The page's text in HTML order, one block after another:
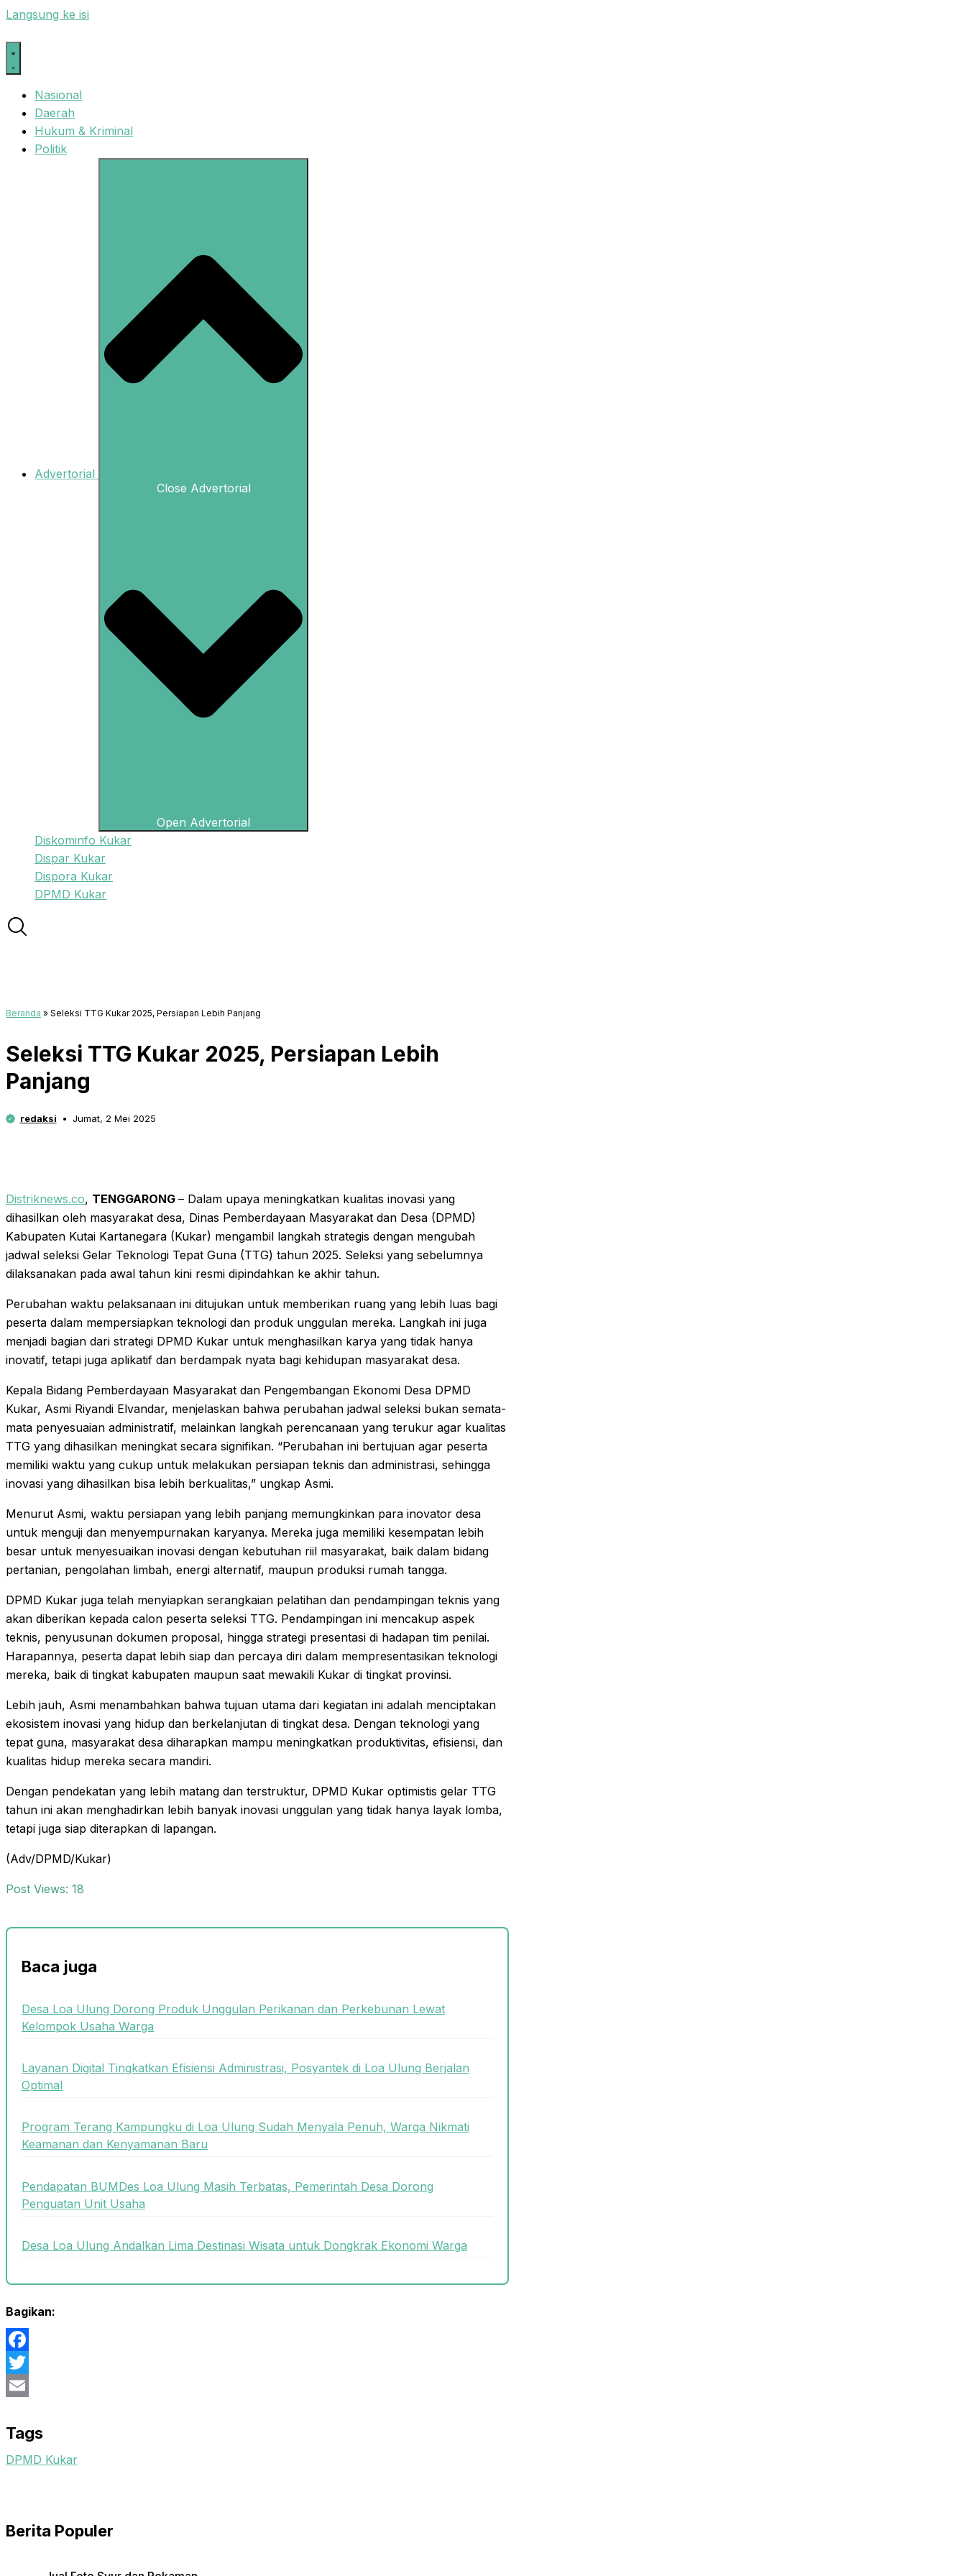
Langsung ke isi
Nasional
Daerah
Hukum & Kriminal
Politik
Advertorial
Close Advertorial
Open Advertorial
Diskominfo Kukar
Dispar Kukar
Dispora Kukar
DPMD Kukar
Beranda » Seleksi TTG Kukar 2025, Persiapan Lebih Panjang
Seleksi TTG Kukar 2025, Persiapan Lebih
Panjang
redaksi Jumat, 2 Mei 2025
Distriknews.co, TENGGARONG – Dalam upaya meningkatkan kualitas inovasi yang
dihasilkan oleh masyarakat desa, Dinas Pemberdayaan Masyarakat dan Desa (DPMD)
Kabupaten Kutai Kartanegara (Kukar) mengambil langkah strategis dengan mengubah
jadwal seleksi Gelar Teknologi Tepat Guna (TTG) tahun 2025. Seleksi yang sebelumnya
dilaksanakan pada awal tahun kini resmi dipindahkan ke akhir tahun.
Perubahan waktu pelaksanaan ini ditujukan untuk memberikan ruang yang lebih luas bagi
peserta dalam mempersiapkan teknologi dan produk unggulan mereka. Langkah ini juga
menjadi bagian dari strategi DPMD Kukar untuk menghasilkan karya yang tidak hanya
inovatif, tetapi juga aplikatif dan berdampak nyata bagi kehidupan masyarakat desa.
Kepala Bidang Pemberdayaan Masyarakat dan Pengembangan Ekonomi Desa DPMD
Kukar, Asmi Riyandi Elvandar, menjelaskan bahwa perubahan jadwal seleksi bukan semata-
mata penyesuaian administratif, melainkan langkah perencanaan yang terukur agar kualitas
TTG yang dihasilkan meningkat secara signifikan. “Perubahan ini bertujuan agar peserta
memiliki waktu yang cukup untuk melakukan persiapan teknis dan administrasi, sehingga
inovasi yang dihasilkan bisa lebih berkualitas,” ungkap Asmi.
Menurut Asmi, waktu persiapan yang lebih panjang memungkinkan para inovator desa
untuk menguji dan menyempurnakan karyanya. Mereka juga memiliki kesempatan lebih
besar untuk menyesuaikan inovasi dengan kebutuhan riil masyarakat, baik dalam bidang
pertanian, pengolahan limbah, energi alternatif, maupun produksi rumah tangga.
DPMD Kukar juga telah menyiapkan serangkaian pelatihan dan pendampingan teknis yang
akan diberikan kepada calon peserta seleksi TTG. Pendampingan ini mencakup aspek
teknis, penyusunan dokumen proposal, hingga strategi presentasi di hadapan tim penilai.
Harapannya, peserta dapat lebih siap dan percaya diri dalam mempresentasikan teknologi
mereka, baik di tingkat kabupaten maupun saat mewakili Kukar di tingkat provinsi.
Lebih jauh, Asmi menambahkan bahwa tujuan utama dari kegiatan ini adalah menciptakan
ekosistem inovasi yang hidup dan berkelanjutan di tingkat desa. Dengan teknologi yang
tepat guna, masyarakat desa diharapkan mampu meningkatkan produktivitas, efisiensi, dan
kualitas hidup mereka secara mandiri.
Dengan pendekatan yang lebih matang dan terstruktur, DPMD Kukar optimistis gelar TTG
tahun ini akan menghadirkan lebih banyak inovasi unggulan yang tidak hanya layak lomba,
tetapi juga siap diterapkan di lapangan.
(Adv/DPMD/Kukar)
Post Views: 18
Baca juga
Desa Loa Ulung Dorong Produk Unggulan Perikanan dan Perkebunan Lewat
Kelompok Usaha Warga
Layanan Digital Tingkatkan Efisiensi Administrasi, Posyantek di Loa Ulung Berjalan
Optimal
Program Terang Kampungku di Loa Ulung Sudah Menyala Penuh, Warga Nikmati
Keamanan dan Kenyamanan Baru
Pendapatan BUMDes Loa Ulung Masih Terbatas, Pemerintah Desa Dorong
Penguatan Unit Usaha
Desa Loa Ulung Andalkan Lima Destinasi Wisata untuk Dongkrak Ekonomi Warga
Bagikan:
Facebook
Twitter
Tags
DPMD Kukar
Berita Populer